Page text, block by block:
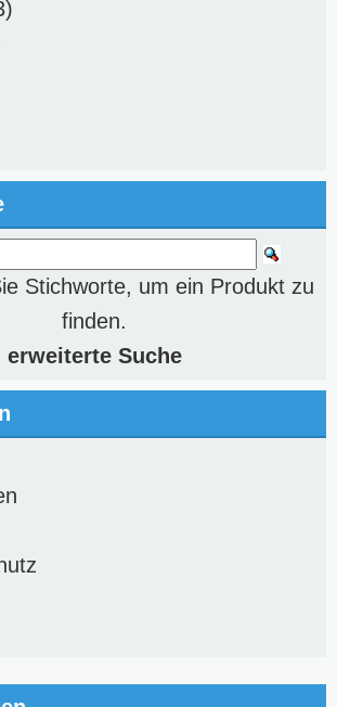
Stichworte, um ein Produkt zu
finden.
erweiterte Suche